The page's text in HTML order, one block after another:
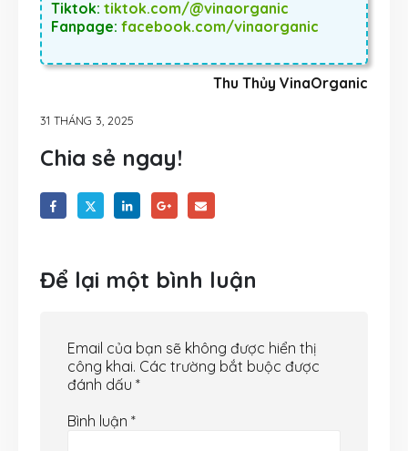
Tiktok: tiktok.com/@vinaorganic
Fanpage: facebook.com/vinaorganic
Thu Thủy VinaOrganic
31 THÁNG 3, 2025
Chia sẻ ngay!
Để lại một bình luận
Email của bạn sẽ không được hiển thị
công khai. Các trường bắt buộc được
đánh dấu *
Bình luận *